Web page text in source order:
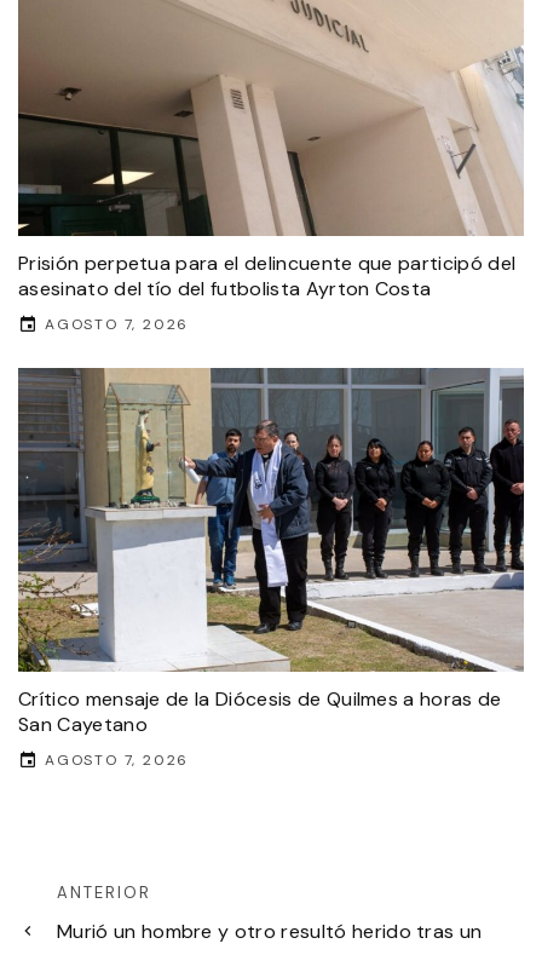
Prisión perpetua para el delincuente que participó del
asesinato del tío del futbolista Ayrton Costa
AGOSTO 7, 2026
Crítico mensaje de la Diócesis de Quilmes a horas de
San Cayetano
AGOSTO 7, 2026
ANTERIOR
Murió un hombre y otro resultó herido tras un